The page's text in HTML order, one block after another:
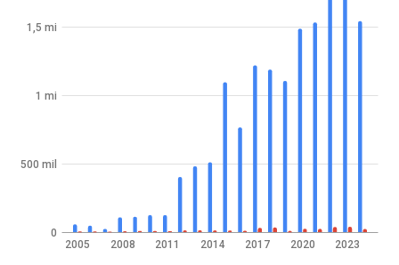
2005 2008 2011 2014 2017 2020 2023
0
500 mil
1 mi
1,5 mi